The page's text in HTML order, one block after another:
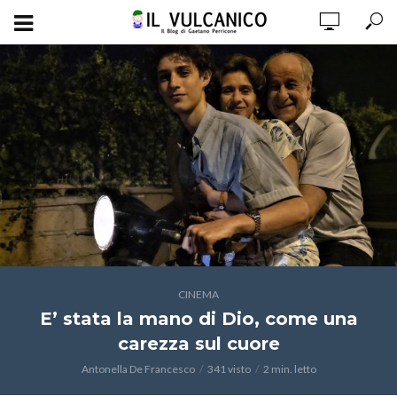
CINEMA
E’ stata la mano di Dio, come una
carezza sul cuore
Antonella De Francesco 341 visto 2 min. letto